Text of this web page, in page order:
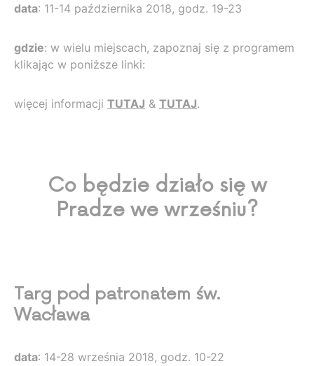
data: 11-14 października 2018, godz. 19-23
gdzie: w wielu miejscach, zapoznaj się z programem
klikając w poniższe linki:
więcej informacji TUTAJ & TUTAJ.
Co będzie działo się w
Pradze we wrześniu?
Targ pod patronatem św.
Wacława
data: 14-28 września 2018, godz. 10-22